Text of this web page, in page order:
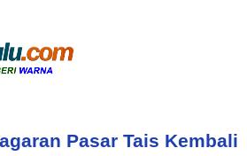
Pasar Tais Kembali